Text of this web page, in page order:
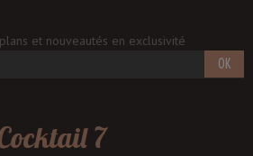
et nouveautés en exclusivité
OK
7